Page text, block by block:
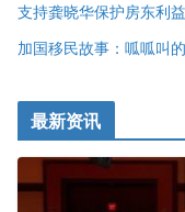
支持龚晓华保护房东利
加国移民故事：呱呱叫
最新资讯